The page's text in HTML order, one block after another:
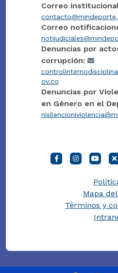
Correo
Correo
Denuncias por
corrupción:
ov.co
Denuncias por
en Género en el
Mapa
Términos y